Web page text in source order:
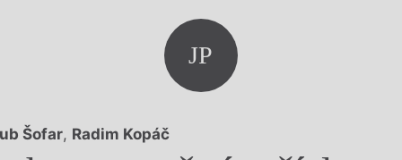
JP
Šofar, Radim Kopáč